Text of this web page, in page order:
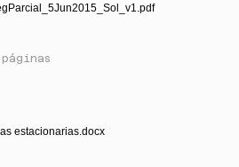
estacionarias.docx